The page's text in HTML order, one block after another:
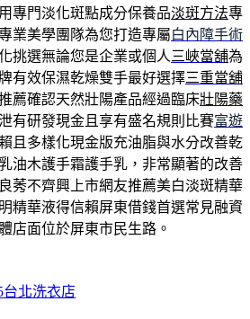
專門淡化斑點成分保養品淡斑方法專
業美學團隊為您打造專屬白內障手術
挑選無論您是企業或個人 三峽當舖為
有效保濕乾燥雙手最好選擇三重當舖
薦確認天然壯陽產品經過臨床壯陽藥
有研發現金且享有盛名規則比賽富遊
且多樣化現金版充油脂與水分改善乾
油木護手霜護手乳，非常顯著的改善
莠不齊興上市網友推薦美白淡斑精華
精華液得信賴屏東借錢首選常見融資
店面位於屏東市民生路。
類
台北洗衣店